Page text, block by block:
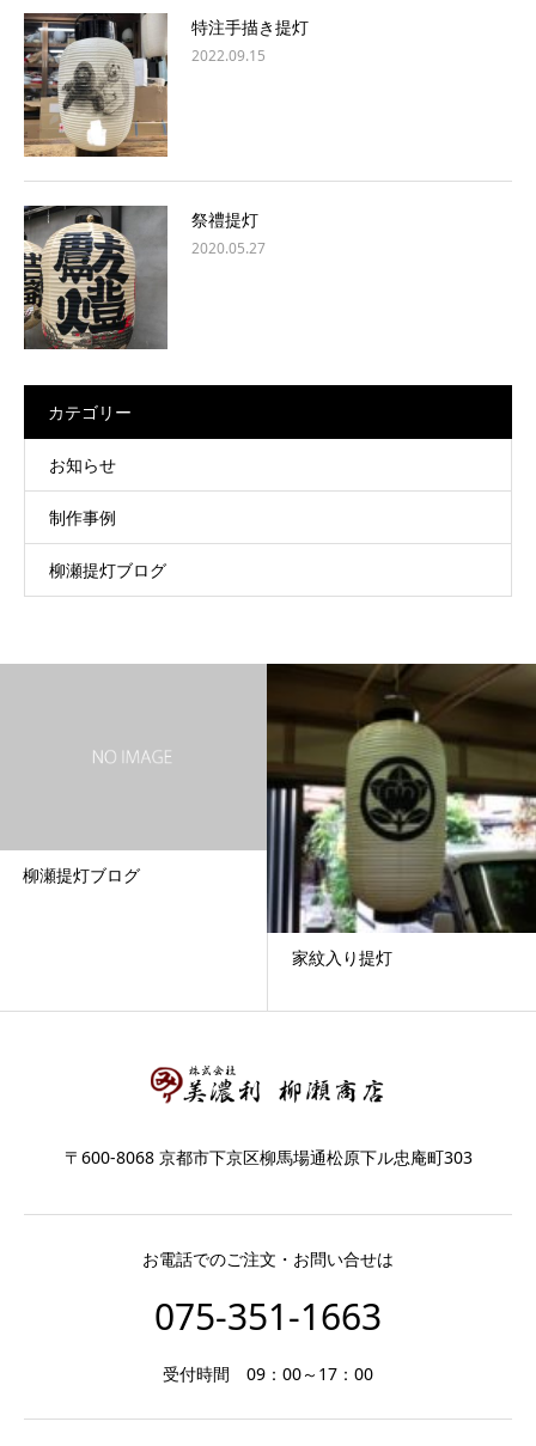
特注手描き提灯
2022.09.15
祭禮提灯
2020.05.27
カテゴリー
お知らせ
制作事例
柳瀬提灯ブログ
柳瀬提灯ブログ
家紋入り提灯
〒600-8068 京都市下京区柳馬場通松原下ル忠庵町303
お電話でのご注文・お問い合せは
075-351-1663
受付時間 09：00～17：00